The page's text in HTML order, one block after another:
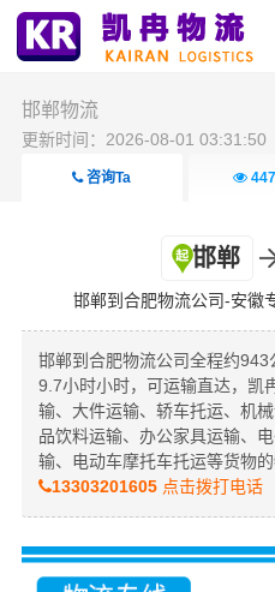
邯郸物流
更新时间：2026-08-01 03:31:50
咨询Ta 447
邯郸
邯郸到合肥物流公司-安徽
邯郸到合肥物流公司全程约
9.7小时小时，可运输直达，凯
输、大件运输、轿车托运、机
品饮料运输、办公家具运输、
输、电动车摩托车托运等货物的
13303201605点击拨打电话